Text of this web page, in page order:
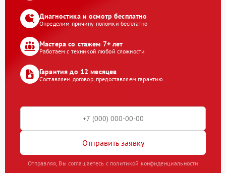
Диагностика и осмотр бесплатно
Определим причину поломки бесплатно
Мастера со стажем 7+ лет
Работаем с техникой любой сложности
Гарантия до 12 месяцев
Составляем договор, предоставляем гарантию
Отправить заявку
Отправляя, Вы соглашаетесь с политикой конфиденциальности